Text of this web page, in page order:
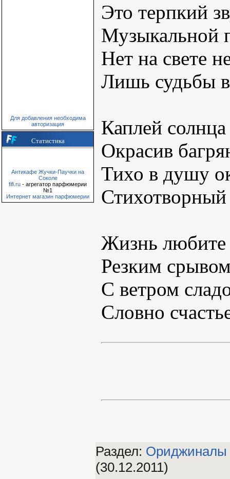
Для добавления необходима
авторизация
Статистика
Антикафе Жучки-Паучки на
Соколе
fifi.ru - агрегатор парфюмерии
№1
Интернет магазин парфюмерии
Это терпкий
Музыкальной
Нет на свете
Лишь судьбы
Каплей солнца
Окрасив
Тихо в душу
Стихотворный
Жизнь любите
Резким
С ветром
Словно
Раздел: Ориджиналы
(30.12.2011)